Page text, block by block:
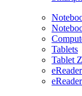
Tablets
Tablet
eReader